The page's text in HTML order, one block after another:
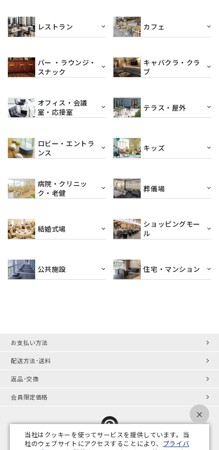
レストラン カフェ
バー ・ラウンジ・
スナック
キャバクラ・クラ
ブ
オフィス・会議
室・応接室
テラス・屋外
ロビー・エントラ
ンス
キッズ
病院・クリニッ
ク・老健
葬儀場
結婚式場
ショッピングモー
ル
公共施設 住宅・マンション
お支払い方法
配送方法･送料
返品･交換
会員限定価格
当社はクッキーを使ってサービスを提供しています。当
社のウェブサイトにアクセスすることにより、 プライバ
×